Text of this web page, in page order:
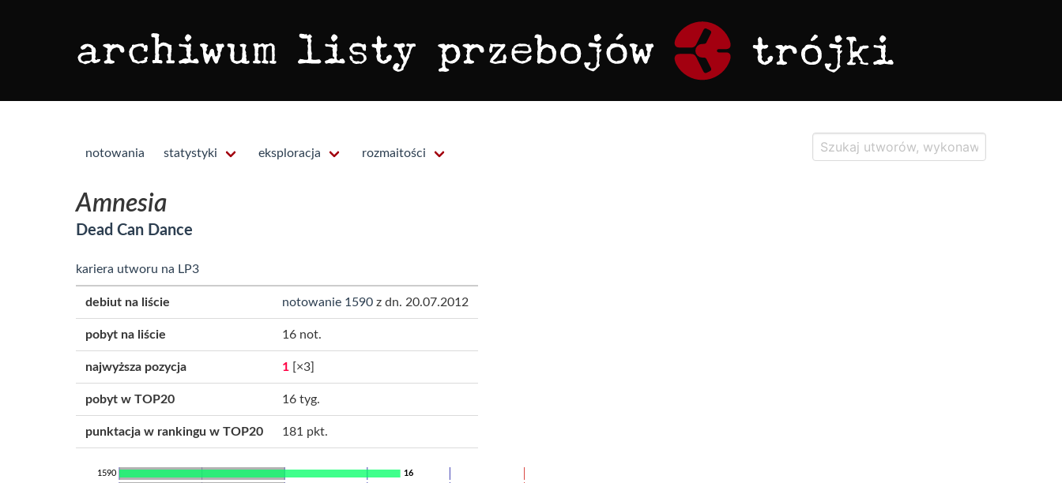
notowania statystyki eksploracja rozmaitości
Amnesia
Dead Can Dance
kariera utworu na LP3
debiut na liście notowanie 1590 z dn. 20.07.2012
pobyt na liście 16 not.
najwyższa pozycja 1 [×3]
pobyt w TOP20 16 tyg.
punktacja w rankingu w TOP20 181 pkt.
16
1590